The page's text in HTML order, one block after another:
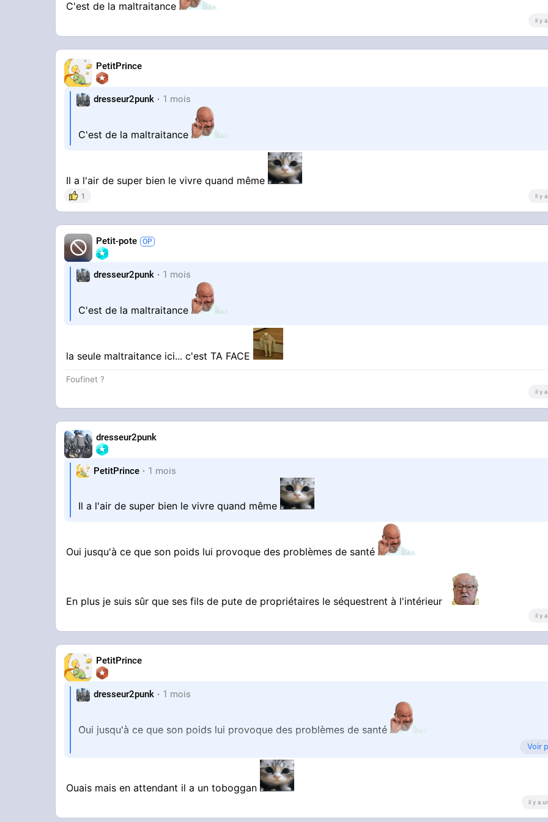
C'est de la maltraitance
il y
PetitPrince
dresseur2punk 1 mois
C'est de la maltraitance
Il a l'air de super bien le vivre quand même
1 il y
Petit-pote
dresseur2punk 1 mois
C'est de la maltraitance
la seule maltraitance ici... c'est TA FACE
Foufinet ?
il y
dresseur2punk
PetitPrince 1 mois
Il a l'air de super bien le vivre quand même
Oui jusqu'à ce que son poids lui provoque des problèmes de santé
En plus je suis sûr que ses fils de pute de propriétaires le séquestrent à l'intérieur
il y
PetitPrince
dresseur2punk 1 mois
Oui jusqu'à ce que son poids lui provoque des problèmes de santé
En plus je suis sûr que ses fils de pute de propriétaires le séquestrent à l'intérieur
Voir
Ouais mais en attendant il a un toboggan
il y a